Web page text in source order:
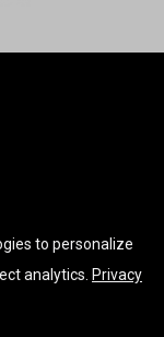
to personalize
analytics. Privacy